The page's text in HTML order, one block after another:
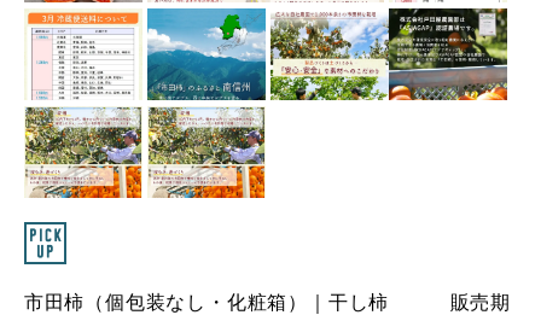
市田柿（個包装なし・化粧箱）｜干し柿 販売期